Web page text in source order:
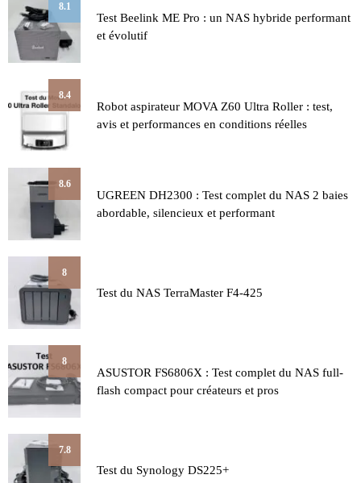
8.1
Test Beelink ME Pro : un NAS hybride performant
et évolutif
8.4
Robot aspirateur MOVA Z60 Ultra Roller : test,
avis et performances en conditions réelles
8.6
UGREEN DH2300 : Test complet du NAS 2 baies
abordable, silencieux et performant
8
Test du NAS TerraMaster F4-425
8
ASUSTOR FS6806X : Test complet du NAS full-
flash compact pour créateurs et pros
7.8
Test du Synology DS225+